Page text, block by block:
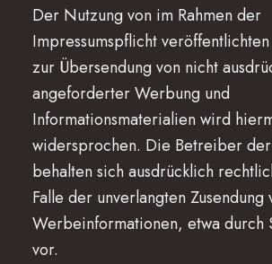
Der Nutzung von im Rahmen der
Impressumspflicht
zur Übersendung von nicht
angeforderter Werbung und
Informationsmaterialien wird
widersprochen. Die Betreiber
behalten sich ausdrücklich
Falle der unverlangten Zusendung
Werbeinformationen, etwa durch
vor.